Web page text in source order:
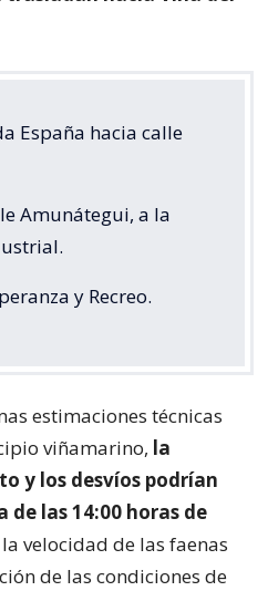
España hacia calle
Amunátegui, a la
y Recreo.
estimaciones técnicas
viñamarino, la
y los desvíos podrían
de las 14:00 horas de
velocidad de las faenas
de las condiciones de